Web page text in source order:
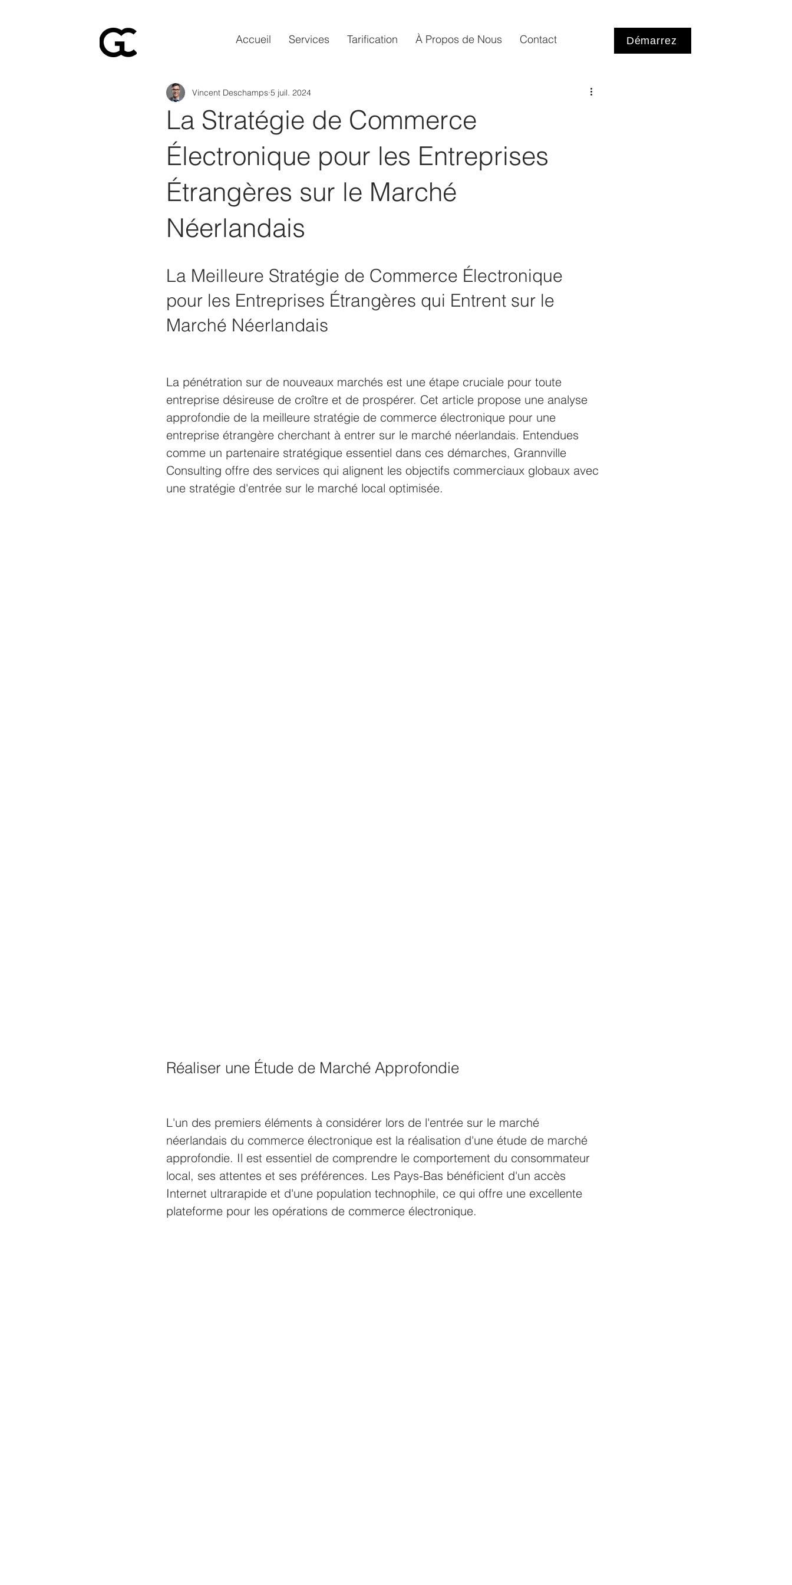
Accueil Services Tarification​ À Propos de Nous Contact Démarrez
La Stratégie de Commerce
Électronique pour les Entreprises
Étrangères sur le Marché
Néerlandais
Vincent Deschamps 5 juil. 2024
La Meilleure Stratégie de Commerce Électronique
pour les Entreprises Étrangères qui Entrent sur le
Marché Néerlandais
La pénétration sur de nouveaux marchés est une étape cruciale pour toute
entreprise désireuse de croître et de prospérer. Cet article propose une analyse
approfondie de la meilleure stratégie de commerce électronique pour une
entreprise étrangère cherchant à entrer sur le marché néerlandais. Entendues
comme un partenaire stratégique essentiel dans ces démarches, Grannville
Consulting offre des services qui alignent les objectifs commerciaux globaux avec
une stratégie d'entrée sur le marché local optimisée.
Réaliser une Étude de Marché Approfondie
L'un des premiers éléments à considérer lors de l'entrée sur le marché
néerlandais du commerce électronique est la réalisation d'une étude de marché
approfondie. Il est essentiel de comprendre le comportement du consommateur
local, ses attentes et ses préférences. Les Pays-Bas bénéficient d'un accès
Internet ultrarapide et d'une population technophile, ce qui offre une excellente
plateforme pour les opérations de commerce électronique.